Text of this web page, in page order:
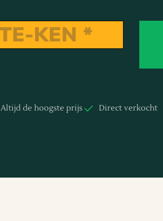
Altijd de hoogste prijs Direct verkocht